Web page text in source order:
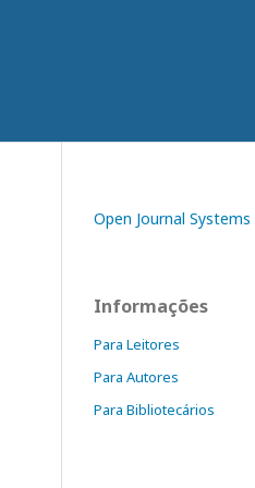
Open Journal Systems
Informações
Para Leitores
Para Autores
Para Bibliotecários